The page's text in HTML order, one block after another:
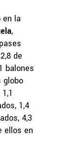
en la
,
de
balones
globo
1,4
4,3
ellos en